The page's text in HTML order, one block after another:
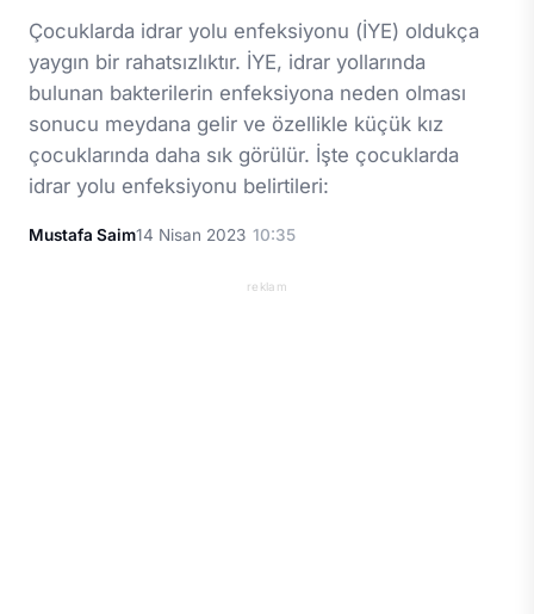
Çocuklarda idrar yolu enfeksiyonu (İYE) oldukça
yaygın bir rahatsızlıktır. İYE, idrar yollarında
bulunan bakterilerin enfeksiyona neden olması
sonucu meydana gelir ve özellikle küçük kız
çocuklarında daha sık görülür. İşte çocuklarda
idrar yolu enfeksiyonu belirtileri:
Mustafa Saim14 Nisan 2023 10:35
reklam